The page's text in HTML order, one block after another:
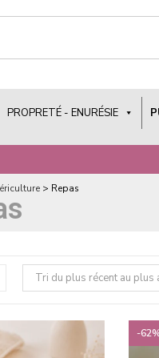
PROPRETÉ - ENURÉSIE
> Repas
Tri du plus récent au plus
-